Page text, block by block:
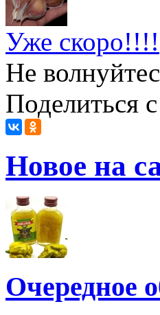
Уже скоро!!!!
Не
Поделиться
Новое на
Очередное